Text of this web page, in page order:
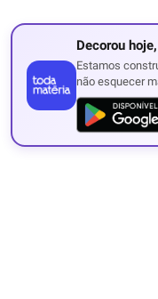
Decorou
Estamos
não esquecer